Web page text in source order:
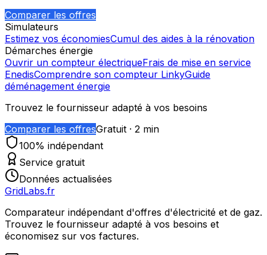
Comparer les offres
Simulateurs
Estimez vos économiesCumul des aides à la rénovation
Démarches énergie
Ouvrir un compteur électriqueFrais de mise en service
EnedisComprendre son compteur LinkyGuide
déménagement énergie
Trouvez le fournisseur adapté à vos besoins
Comparer les offresGratuit · 2 min
100% indépendant
Service gratuit
Données actualisées
GridLabs.fr
Comparateur indépendant d'offres d'électricité et de gaz.
Trouvez le fournisseur adapté à vos besoins et
économisez sur vos factures.